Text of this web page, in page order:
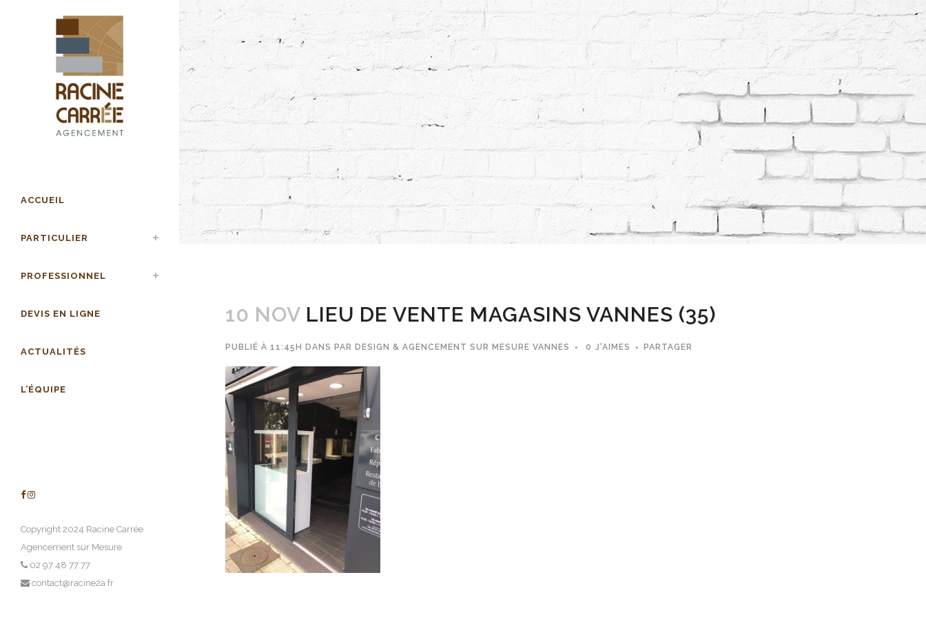
ACCUEIL
PARTICULIER
PROFESSIONNEL
DEVIS EN LIGNE
ACTUALITÉS
L’ÉQUIPE
Copyright 2024 Racine Carrée
Agencement sur Mesure
02 97 48 77 77
contact@racine2a.fr
10 NOV LIEU DE VENTE MAGASINS VANNES (35)
PUBLIÉ À 11:45H DANS PAR DESIGN & AGENCEMENT SUR MESURE VANNES 0 J'AIMES PARTAGER